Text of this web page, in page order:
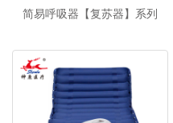
简易呼吸器【复苏器】系列